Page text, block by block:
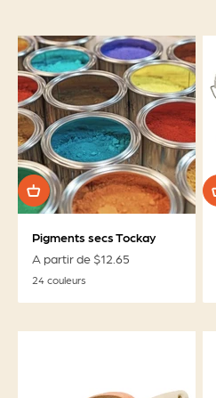
Pigments secs Tockay
Prix de vente
A partir de $12.65
24 couleurs